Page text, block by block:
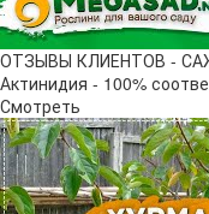
ОТЗЫВЫ КЛИЕНТОВ -
Актинидия - 100%
Смотреть